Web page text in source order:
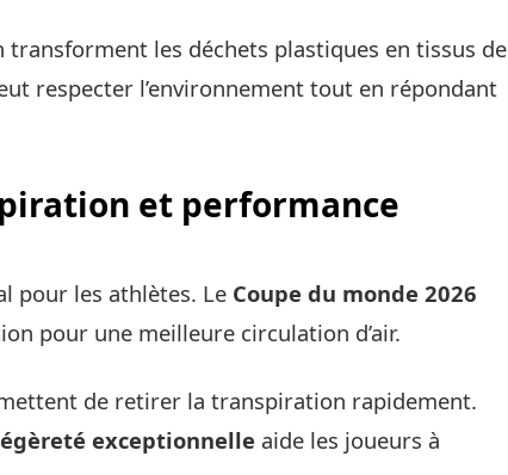
transforment les déchets plastiques en tissus de
respecter l’environnement tout en répondant
et performance
pour les athlètes. Le Coupe du monde 2026
pour une meilleure circulation d’air.
de retirer la transpiration rapidement.
exceptionnelle aide les joueurs à